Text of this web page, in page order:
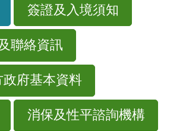
簽證及入境須知
聯絡資訊
府基本資料
消保及性平諮詢機構